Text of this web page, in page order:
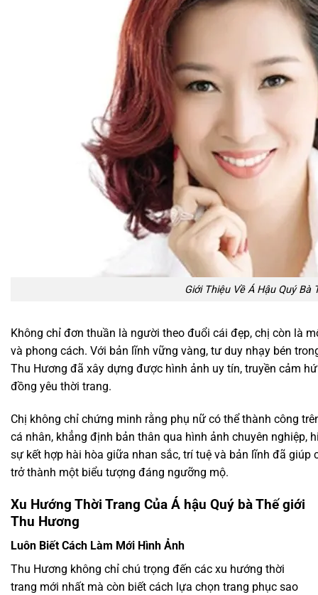
Giới Thiệu Về Á Hậu Quý Bà
Không chỉ đơn thuần là người theo đuổi cái đẹp, chị còn là
và phong cách. Với bản lĩnh vững vàng, tư duy nhạy bén
Thu Hương đã xây dựng được hình ảnh uy tín, truyền cảm
đồng yêu thời trang.
Chị không chỉ chứng minh rằng phụ nữ có thể thành công
cá nhân, khẳng định bản thân qua hình ảnh chuyên nghiệp,
sự kết hợp hài hòa giữa nhan sắc, trí tuệ và bản lĩnh đã
trở thành một biểu tượng đáng ngưỡng mộ.
Xu Hướng Thời Trang Của Á hậu Quý bà Thế giới
Thu Hương
Luôn Biết Cách Làm Mới Hình Ảnh
Thu Hương không chỉ chú trọng đến các xu hướng thời
trang mới nhất mà còn biết cách lựa chọn trang phục sao